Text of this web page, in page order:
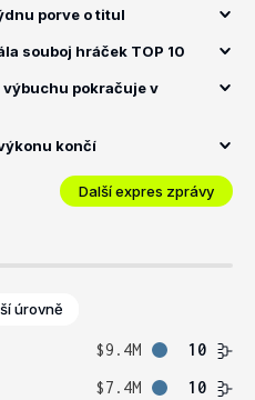
porve o titul
souboj hráček TOP 10
výbuchu pokračuje v
končí
Další expres zprávy
úrovně
$9.4M
10
$7.4M 10